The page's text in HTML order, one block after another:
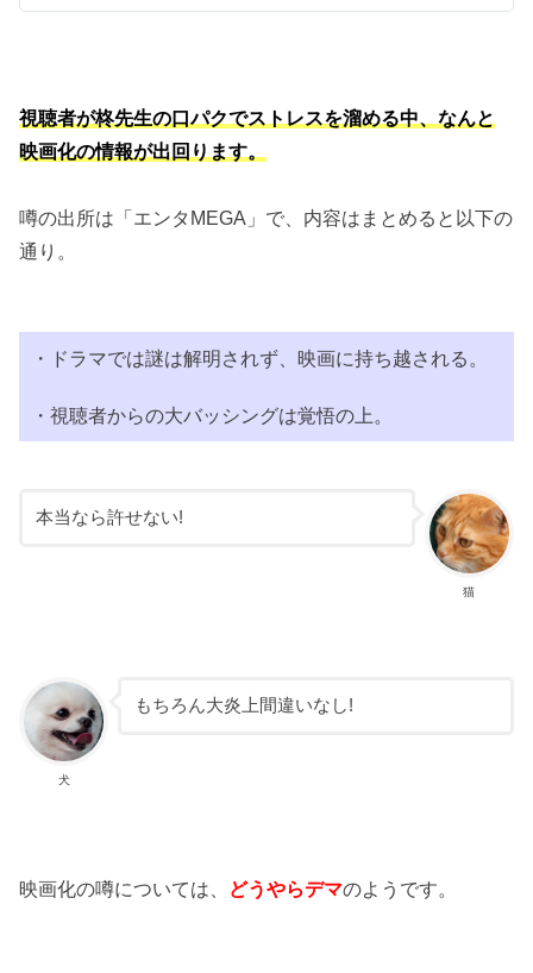
視聴者が柊先生の口パクでストレスを溜める中、なんと
映画化の情報が出回ります。
噂の出所は「エンタMEGA」で、内容はまとめると以下の
通り。
・ドラマでは謎は解明されず、映画に持ち越される。
・視聴者からの大バッシングは覚悟の上。
猫
本当なら許せない!
犬
もちろん大炎上間違いなし!
映画化の噂については、 どうやらデマのようです。